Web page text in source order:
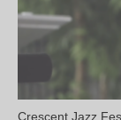
Crescent Jazz